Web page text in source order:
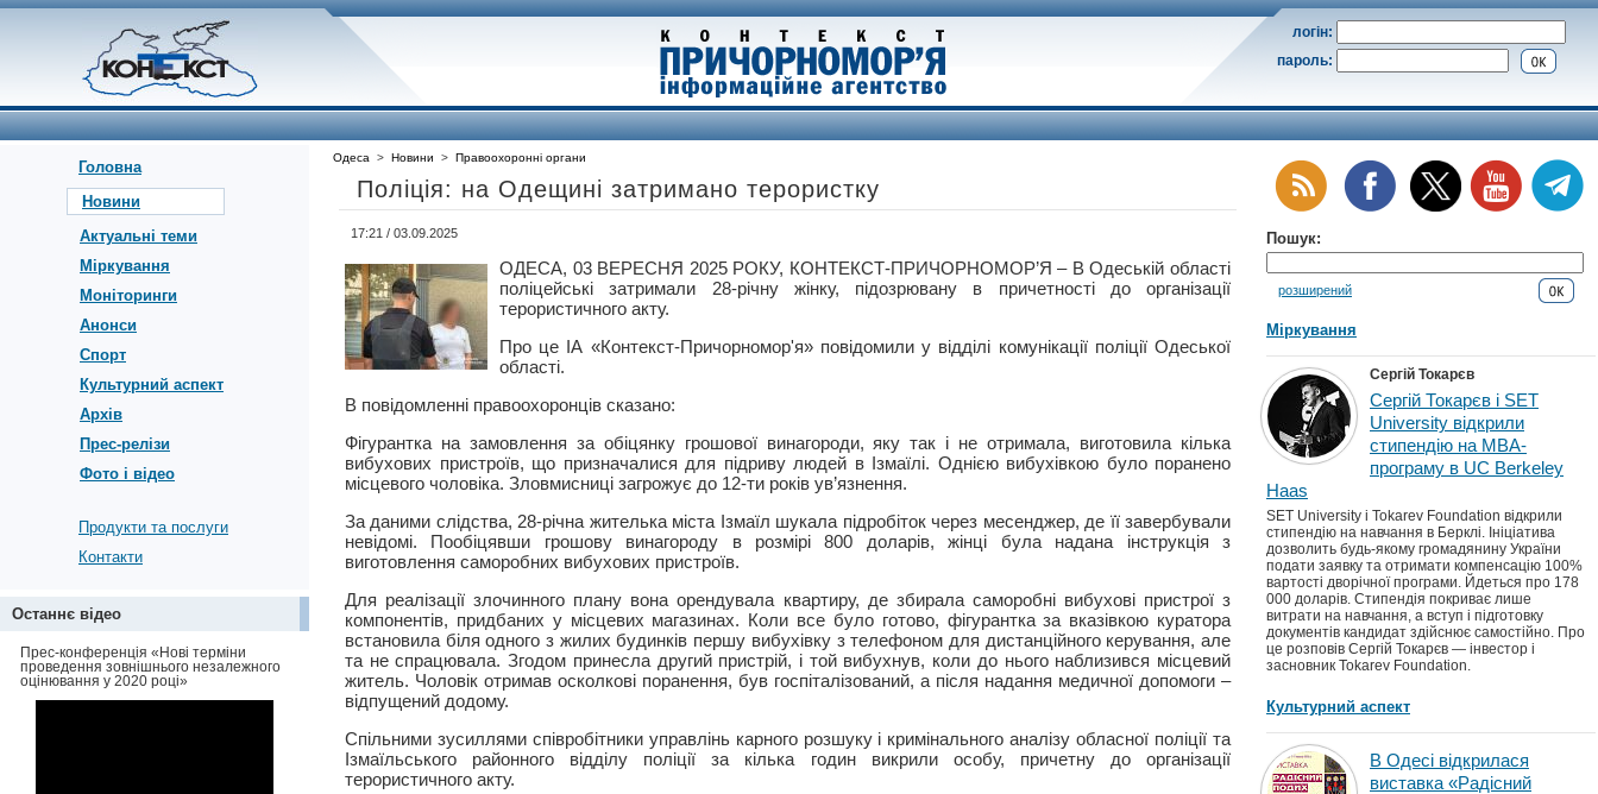
логін:
пароль:
Головна
Новини
Актуальні теми
Міркування
Моніторинги
Анонси
Спорт
Культурний аспект
Архів
Прес-релізи
Фото і відео
Продукти та послуги
Контакти
Останнє відео
Прес-конференція «Нові терміни
проведення зовнішнього незалежного
оцінювання у 2020 році»
Одеса > Новини > Правоохоронні органи
Поліція: на Одещині затримано терористку
17:21 / 03.09.2025
ОДЕСА, 03 ВЕРЕСНЯ 2025 РОКУ, КОНТЕКСТ-ПРИЧОРНОМОР’Я – В Одеській області
поліцейські затримали 28-річну жінку, підозрювану в причетності до організації
терористичного акту.
Про це ІА «Контекст-Причорномор'я» повідомили у відділі комунікації поліції Одеської
області.
В повідомленні правоохоронців сказано:
Фігурантка на замовлення за обіцянку грошової винагороди, яку так і не отримала, виготовила кілька
вибухових пристроїв, що призначалися для підриву людей в Ізмаїлі. Однією вибухівкою було поранено
місцевого чоловіка. Зловмисниці загрожує до 12-ти років ув’язнення.
За даними слідства, 28-річна жителька міста Ізмаїл шукала підробіток через месенджер, де її завербували
невідомі. Пообіцявши грошову винагороду в розмірі 800 доларів, жінці була надана інструкція з
виготовлення саморобних вибухових пристроїв.
Для реалізації злочинного плану вона орендувала квартиру, де збирала саморобні вибухові пристрої з
компонентів, придбаних у місцевих магазинах. Коли все було готово, фігурантка за вказівкою куратора
встановила біля одного з жилих будинків першу вибухівку з телефоном для дистанційного керування, але
та не спрацювала. Згодом принесла другий пристрій, і той вибухнув, коли до нього наблизився місцевий
житель. Чоловік отримав осколкові поранення, був госпіталізований, а після надання медичної допомоги –
відпущений додому.
Спільними зусиллями співробітники управлінь карного розшуку і кримінального аналізу обласної поліції та
Ізмаїльського районного відділу поліції за кілька годин викрили особу, причетну до організації
терористичного акту.
Пошук:
розширений
Міркування
Сергій Токарєв
Сергій Токарєв і SET
University відкрили
стипендію на MBA-
програму в UC Berkeley
Haas
SET University і Tokarev Foundation відкрили
стипендію на навчання в Берклі. Ініціатива
дозволить будь-якому громадянину України
подати заявку та отримати компенсацію 100%
вартості дворічної програми. Йдеться про 178
000 доларів. Стипендія покриває лише
витрати на навчання, а вступ і підготовку
документів кандидат здійснює самостійно. Про
це розповів Сергій Токарєв — інвестор і
засновник Tokarev Foundation.
Культурний аспект
В Одесі відкрилася
виставка «Радісний